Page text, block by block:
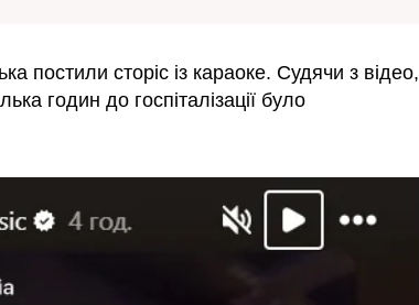
постили сторіс із караоке. Судячи з відео,
годин до госпіталізації було